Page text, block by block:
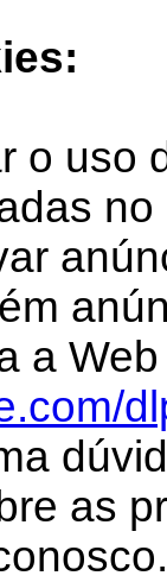
o uso
a
as